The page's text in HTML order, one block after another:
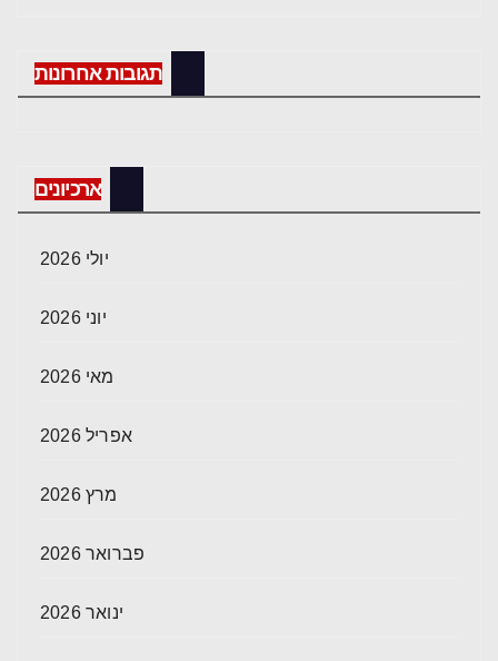
תגובות אחרונות
ארכיונים
יולי 2026
יוני 2026
מאי 2026
אפריל 2026
מרץ 2026
פברואר 2026
ינואר 2026